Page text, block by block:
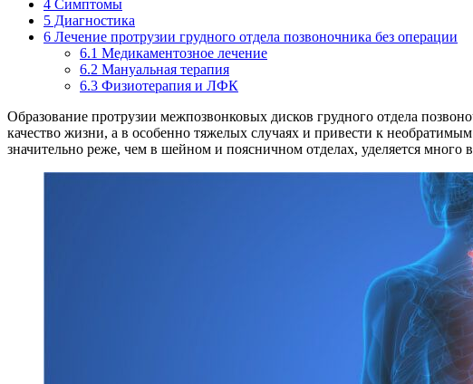
4 Симптомы
5 Диагностика
6 Лечение протрузии грудного отдела позвоночника без операции
6.1 Медикаментозное лечение
6.2 Мануальная терапия
6.3 Физиотерапия и ЛФК
Образование протрузии межпозвонковых дисков грудного отдела
качество жизни, а в особенно тяжелых случаях и привести к
значительно реже, чем в шейном и поясничном отделах, уделяется много